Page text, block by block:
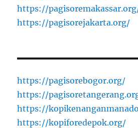
https://
https://pagisorejakarta.org/
https://pagisorebogor.org/
https://
https://
https://kopiforedepok.org/